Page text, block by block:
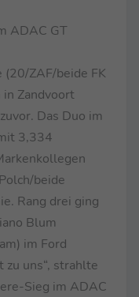
ADAC GT
(20/ZAF/beide FK
Zandvoort
Das Duo im
3,334
beide
Rang drei ging
Blum
im Ford
zu uns“, strahlte
Sieg im ADAC